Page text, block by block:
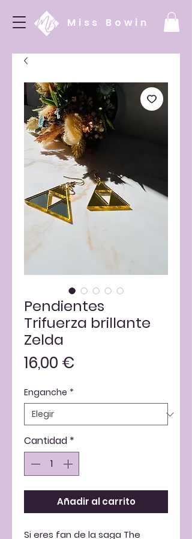
Miss Bowin
Pendientes
Trifuerza brillante
Zelda
16,00 €
Enganche *
Cantidad *
Añadir al carrito
Si eres fan de la saga The